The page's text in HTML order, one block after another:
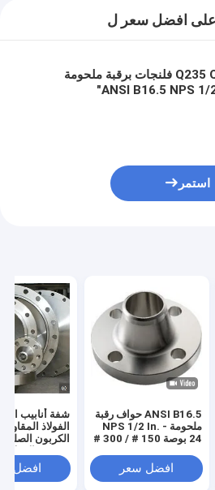
افضل سعر ل
Q235 Q355B فلنجات برقبة ملحومة
ANSI B16.5 NPS 1/
استمر
ANSI B16.5 حواف رقبة
ملحومة NPS 1/2 In. -
24 بوصة 150 # / 300 #
افضل سعر
شفة أنابيب
الفولاذ
الكربون الصلب
اللحام
افضل